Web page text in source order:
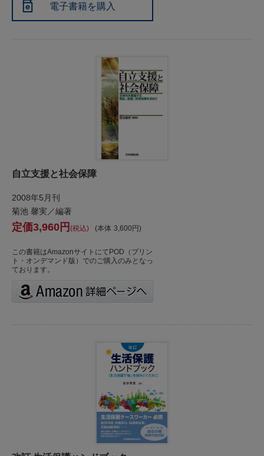
電子書籍を購入
自立支援と社会保障
2008年5月刊
菊池 馨実／編著
本体 3,600
3,960 税込
この書籍はAmazonサイトにてPOD（プリン
ト・オンデマンド版）でのご購入のみとなっ
ております。